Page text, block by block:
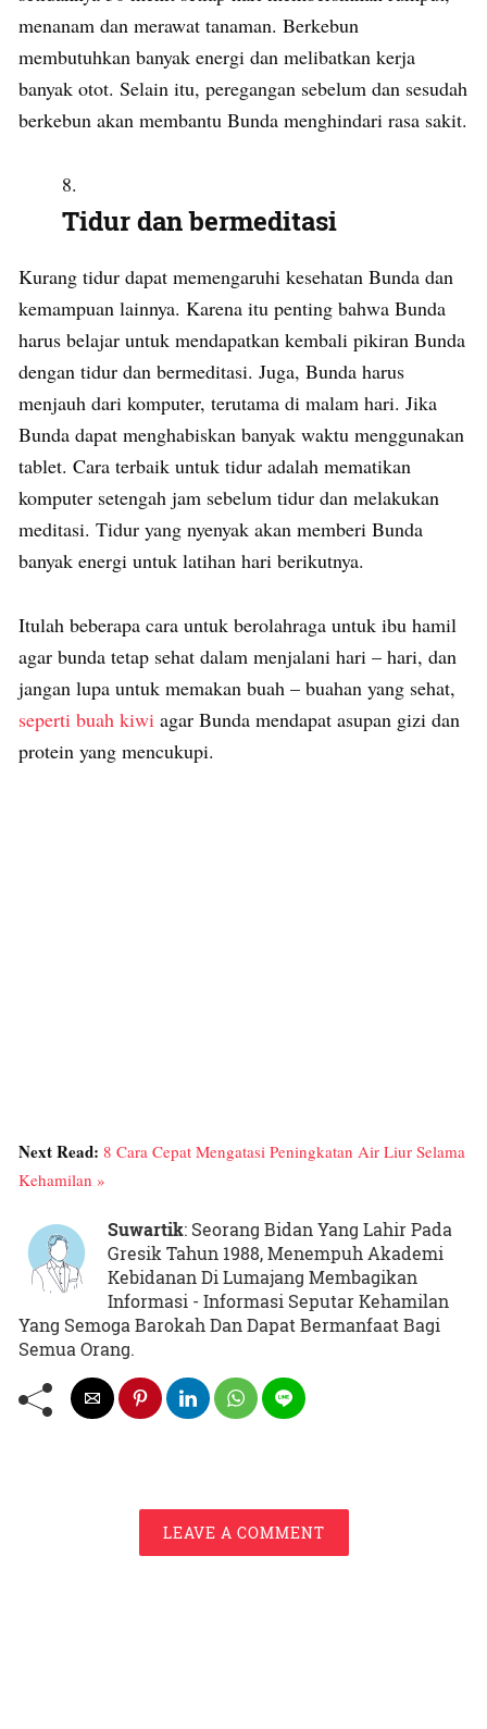
menanam dan merawat tanaman. Berkebun
membutuhkan banyak energi dan melibatkan kerja
banyak otot. Selain itu, peregangan sebelum dan sesudah
berkebun akan membantu Bunda menghindari rasa sakit.
Tidur dan bermeditasi
Kurang tidur dapat memengaruhi kesehatan Bunda dan
kemampuan lainnya. Karena itu penting bahwa Bunda
harus belajar untuk mendapatkan kembali pikiran Bunda
dengan tidur dan bermeditasi. Juga, Bunda harus
menjauh dari komputer, terutama di malam hari. Jika
Bunda dapat menghabiskan banyak waktu menggunakan
tablet. Cara terbaik untuk tidur adalah mematikan
komputer setengah jam sebelum tidur dan melakukan
meditasi. Tidur yang nyenyak akan memberi Bunda
banyak energi untuk latihan hari berikutnya.
Itulah beberapa cara untuk berolahraga untuk ibu hamil
agar bunda tetap sehat dalam menjalani hari – hari, dan
jangan lupa untuk memakan buah – buahan yang sehat,
seperti buah kiwi agar Bunda mendapat asupan gizi dan
protein yang mencukupi.
Next Read: 8 Cara Cepat Mengatasi Peningkatan Air Liur Selama
Kehamilan »
Suwartik: Seorang Bidan Yang Lahir Pada
Gresik Tahun 1988, Menempuh Akademi
Kebidanan Di Lumajang Membagikan
Informasi - Informasi Seputar Kehamilan
Yang Semoga Barokah Dan Dapat Bermanfaat Bagi
Semua Orang.
LEAVE A COMMENT